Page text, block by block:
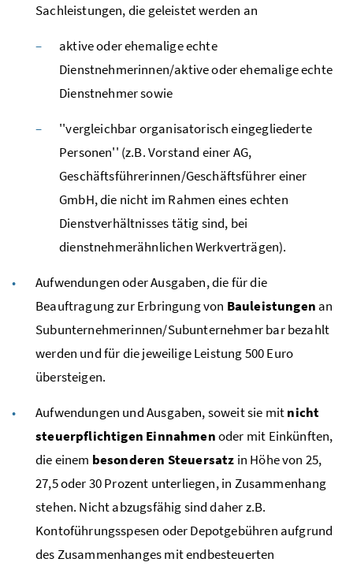
Sachleistungen, die geleistet werden an
aktive oder ehemalige echte
Dienstnehmerinnen/aktive oder ehemalige echte
Dienstnehmer sowie
''vergleichbar organisatorisch eingegliederte
Personen'' (z.B.Vorstand einerAG,
Geschäftsführerinnen/Geschäftsführer einer
GmbH, die nicht im Rahmen eines echten
Dienstverhältnisses tätig sind, bei
dienstnehmerähnlichen Werkverträgen).
Aufwendungen oder Ausgaben, die für die
Beauftragung zur Erbringung von Bauleistungen an
Subunternehmerinnen/Subunternehmer bar bezahlt
werden und für die jeweilige Leistung 500 Euro
übersteigen.
Aufwendungen und Ausgaben, soweit sie mitnicht
steuerpflichtigen Einnahmenoder mit Einkünften,
die einem besonderen Steuersatz in Höhe von 25,
27,5 oder 30 Prozent unterliegen, in Zusammenhang
stehen. Nicht abzugsfähig sind daherz.B.
Kontoführungsspesen oder Depotgebühren aufgrund
des Zusammenhanges mit endbesteuerten